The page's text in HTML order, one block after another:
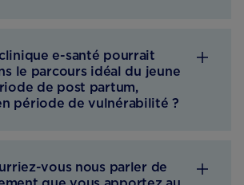
e-santé pourrait
le parcours idéal du jeune
de post partum,
période de vulnérabilité ?
vous nous parler de